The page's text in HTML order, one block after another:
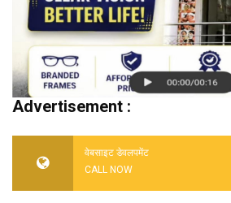
Advertisement :
वेबसाइट डेवलपमेंट
CALL NOW